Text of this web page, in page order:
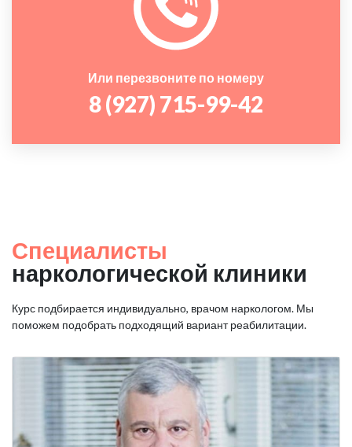
Или перезвоните по номеру
8 (927) 715-99-42
Специалисты
наркологической клиники
Курс подбирается индивидуально, врачом наркологом. Мы
поможем подобрать подходящий вариант реабилитации.